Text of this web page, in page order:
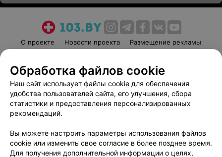
О проекте Новости проекта
Размещение рекламы
Пользовательское соглашение
Способы оплаты
Вакансии
Партнеры
Написать руководителю 103.by
Обработка персональных данных
Обработка файлов cookie
Наш сайт использует файлы cookie для обеспечения
удобства пользователей сайта, его улучшения, сбора
статистики и предоставления персонализированных
рекомендаций.
Вы можете настроить параметры использования файлов
cookie или изменить свое согласие в более позднее время.
Для получения дополнительной информации о целях,